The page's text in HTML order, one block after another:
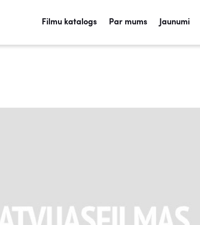
Filmu katalogs Par mums Jaunumi